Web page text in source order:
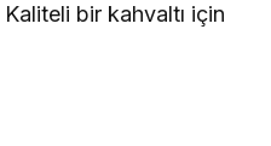
bir kahvaltı için